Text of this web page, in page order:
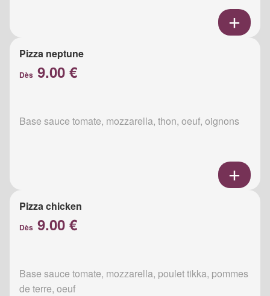
Pizza neptune
Dès 9.00 €
Base sauce tomate, mozzarella, thon, oeuf, oignons
Pizza chicken
Dès 9.00 €
Base sauce tomate, mozzarella, poulet tikka, pommes
de terre, oeuf